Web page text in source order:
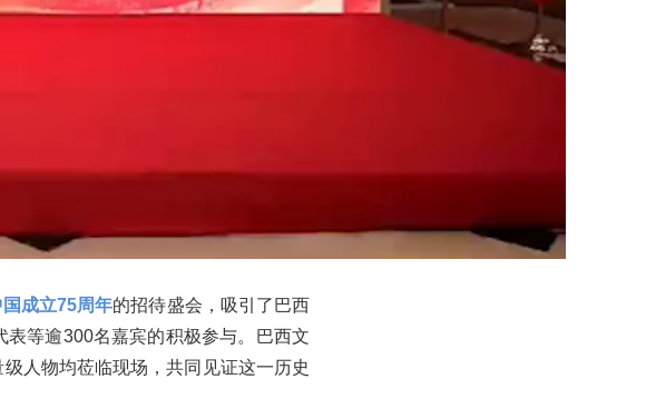
国成立75周年的招待盛会，吸引了巴西
等逾300名嘉宾的积极参与。巴西文
人物均莅临现场，共同见证这一历史